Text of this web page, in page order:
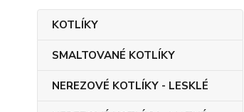
KOTLÍKY
SMALTOVANÉ KOTLÍKY
NEREZOVÉ KOTLÍKY - LESKLÉ